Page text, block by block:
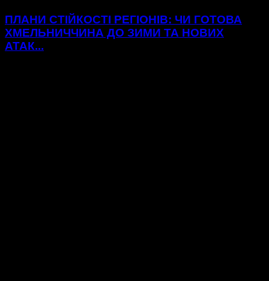
ПЛАНИ СТІЙКОСТІ РЕГІОНІВ: ЧИ ГОТОВА
ХМЕЛЬНИЧЧИНА ДО ЗИМИ ТА НОВИХ
АТАК...